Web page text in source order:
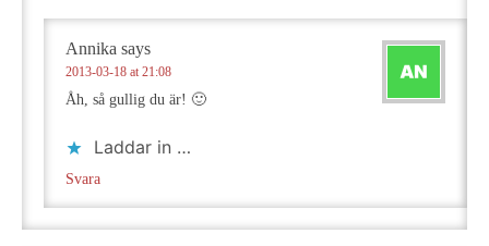
Annika says
2013-03-18 at 21:08
Åh, så gullig du är! 🙂
Laddar in …
Svara